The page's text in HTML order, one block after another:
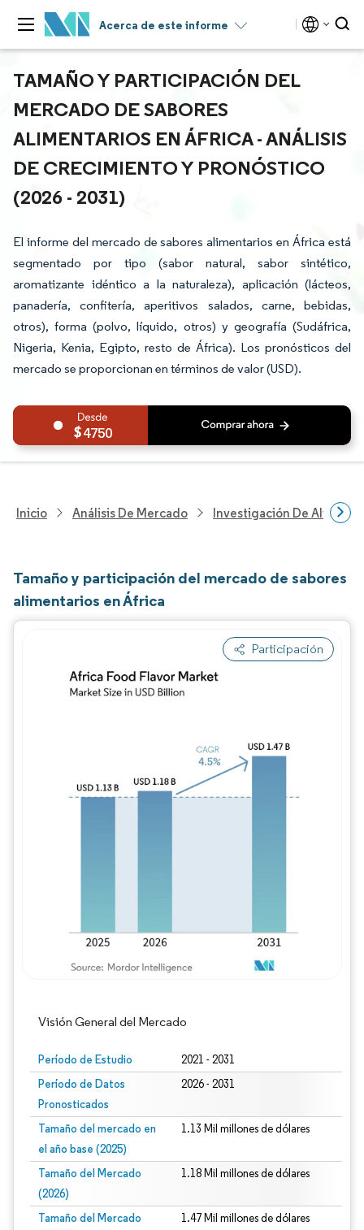
Acerca de este informe
TAMAÑO Y PARTICIPACIÓN DEL
MERCADO DE SABORES
ALIMENTARIOS EN ÁFRICA - ANÁLISIS
DE CRECIMIENTO Y PRONÓSTICO
(2026 - 2031)
El informe del mercado de sabores alimentarios en África está
segmentado por tipo (sabor natural, sabor sintético,
aromatizante idéntico a la naturaleza), aplicación (lácteos,
panadería, confitería, aperitivos salados, carne, bebidas,
otros), forma (polvo, líquido, otros) y geografía (Sudáfrica,
Nigeria, Kenia, Egipto, resto de África). Los pronósticos del
mercado se proporcionan en términos de valor (USD).
4750
Inicio Análisis De Mercado Investigación De
Tamaño y participación del mercado de sabores
alimentarios en África
Participación
Visión General del Mercado
Período de Estudio 2021 - 2031
Período de Datos
Pronosticados
2026 - 2031
Tamaño del mercado en
el año base (2025)
1.13 Mil millones de dólares
Tamaño del Mercado
(2026)
1.18 Mil millones de dólares
Tamaño del Mercado
1.47 Mil millones de dólares